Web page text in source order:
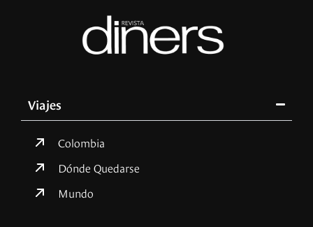
Viajes
Colombia
Dónde Quedarse
Mundo